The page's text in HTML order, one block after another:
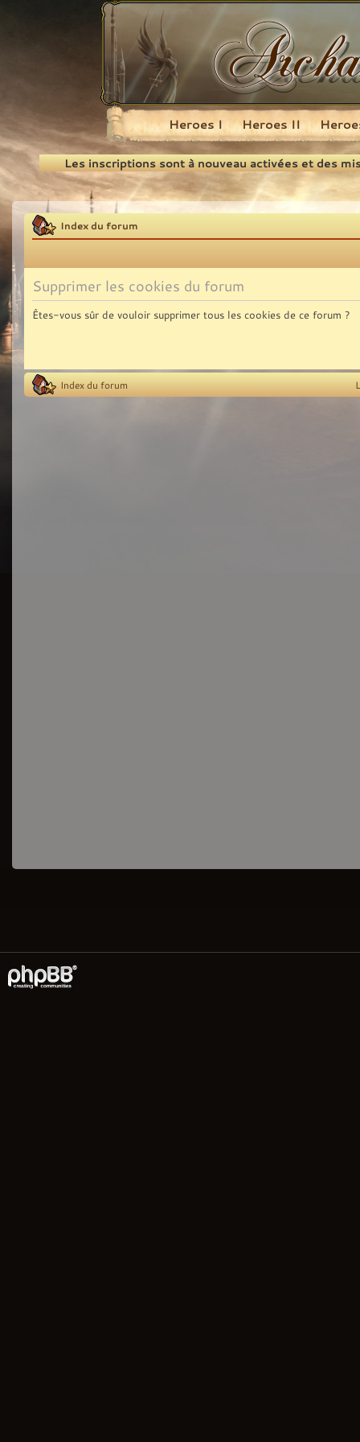
Recherche
Heroes I Heroes II
Les inscriptions sont à nouveau activées et des
Index du forum
Supprimer les cookies du forum
Êtes-vous sûr de vouloir supprimer tous les cookies de ce forum ?
Index du forum